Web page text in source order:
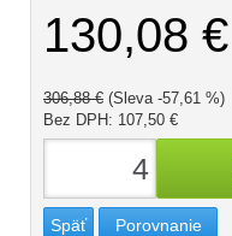
130,08 €
306,88 € (Sleva -57,61 %)
Bez DPH: 107,50 €
Späť Porovnanie